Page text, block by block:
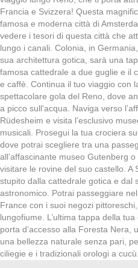
Francia e Svizzera! Questa
famosa e moderna città di
vedere i tesori di questa città che
lungo i canali. Colonia, in
sua architettura gotica, sarà una
famosa cattedrale a due guglie e il
e caffè. Continua il tuo viaggio con
spettacolare gola del Reno, dove
a picco sull’acqua. Naviga verso
Rüdesheim e visita l’esclusivo
musicali. Prosegui la tua crociera
dove potrai scegliere tra una
all’affascinante museo Gutenberg
visitare le rovine del suo castello. A
stupito dalla cattedrale gotica e dal
astronomico. Potrai passeggiare
France con i suoi negozi
lungofiume. L’ultima tappa della
porta d’accesso alla Foresta Nera,
una bellezza naturale senza pari,
ciliegie e i tradizionali orologi a cucù.